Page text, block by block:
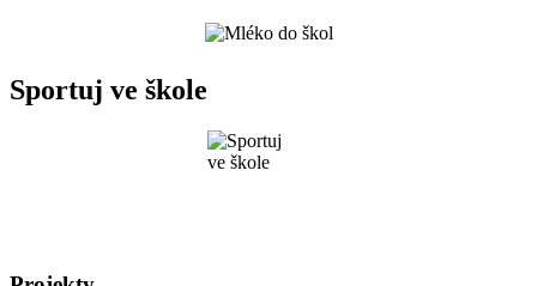
Sportuj ve škole